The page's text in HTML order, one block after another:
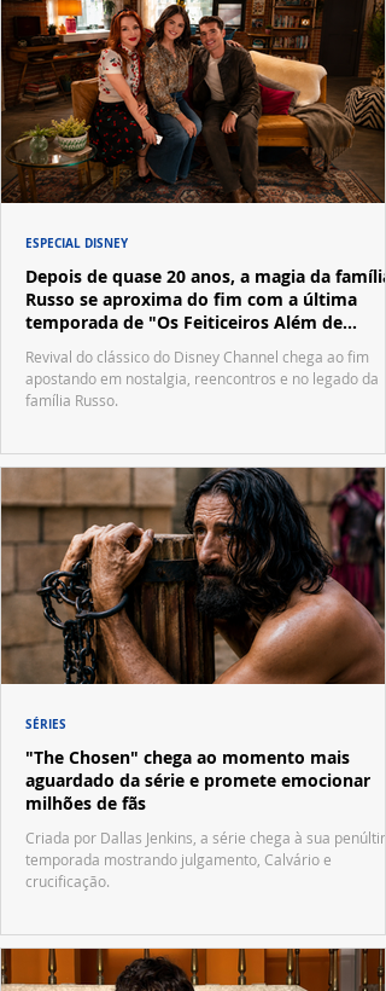
Depois de quase 20 anos, a magia da família
Russo se aproxima do fim com a última
temporada de "Os Feiticeiros Além de
Revival do clássico do Disney Channel chega ao fim
apostando em nostalgia, reencontros e no legado da
família Russo.
ESPECIAL DISNEY
"The Chosen" chega ao momento mais
aguardado da série e promete emocionar
milhões de fãs
Criada por Dallas Jenkins, a série chega à sua
temporada mostrando julgamento, Calvário e
crucificação.
SÉRIES